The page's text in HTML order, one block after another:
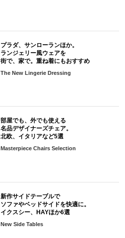
プラダ、サンローランほか。
ランジェリー風ウェアを
街で、家で。重ね着にもおすすめ
The New Lingerie Dressing
部屋でも、外でも使える
名品デザイナーズチェア。
北欧、イタリアなど5選
Masterpiece Chairs Selection
新作サイドテーブルで
ソファやベッドサイドを快適に。
イクスシー、HAYほか6選
New Side Tables